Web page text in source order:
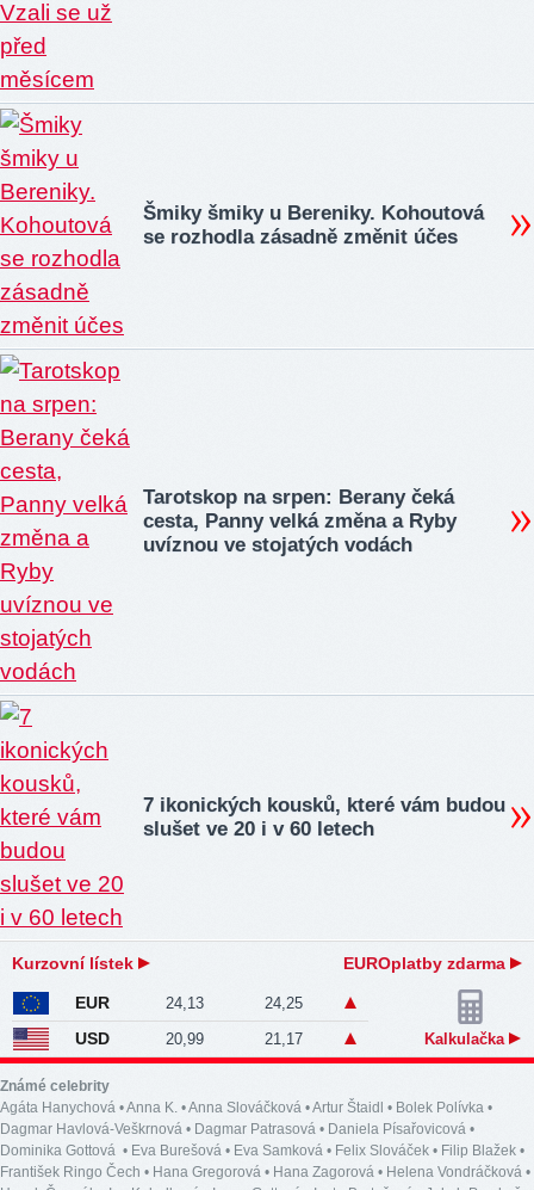
Šmiky šmiky u Bereniky. Kohoutová
se rozhodla zásadně změnit účes
Tarotskop na srpen: Berany čeká
cesta, Panny velká změna a Ryby
uvíznou ve stojatých vodách
7 ikonických kousků, které vám budou
slušet ve 20 i v 60 letech
Kurzovní lístek EUROplatby zdarma
EUR 24,13 24,25
USD 20,99 21,17 Kalkulačka
Známé celebrity
Agáta Hanychová •Anna K. •Anna Slováčková •Artur Štaidl • Bolek Polívka •
Dagmar Havlová-Veškrnová • Dagmar Patrasová • Daniela Písařovicová •
Dominika Gottová • Eva Burešová • Eva Samková • Felix Slováček • Filip Blažek •
František Ringo Čech • Hana Gregorová • Hana Zagorová • Helena Vondráčková •